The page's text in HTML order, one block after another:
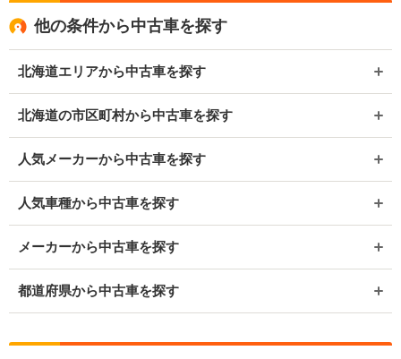
他の条件から中古車を探す
北海道エリアから中古車を探す
北海道の市区町村から中古車を探す
人気メーカーから中古車を探す
人気車種から中古車を探す
メーカーから中古車を探す
都道府県から中古車を探す